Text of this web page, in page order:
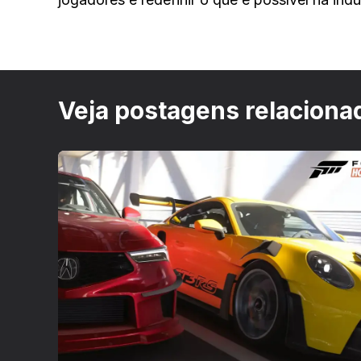
Veja postagens